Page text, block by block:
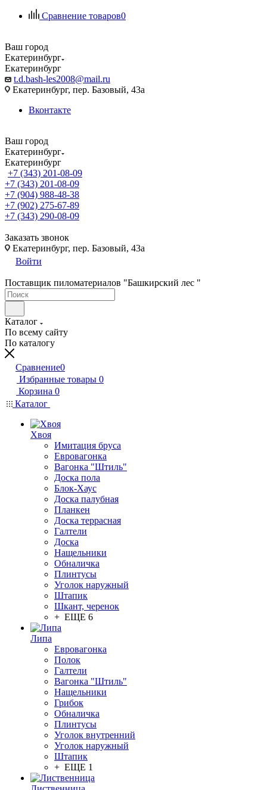
Сравнение товаров0
Ваш город
Екатеринбург
Екатеринбург
t.d.bash-les2008@mail.ru
Екатеринбург, пер. Базовый, 43а
Вконтакте
Ваш город
Екатеринбург
Екатеринбург
+7 (343) 201-08-09
+7 (343) 201-08-09
+7 (904) 988-48-38
+7 (902) 275-67-89
+7 (343) 290-08-09
Заказать звонок
Екатеринбург, пер. Базовый, 43а
Войти
Поставщик пиломатериалов "Башкирский лес "
Каталог
По всему сайту
По каталогу
Сравнение0
Избранные товары 0
Корзина 0
Каталог
Хвоя
Имитация бруса
Евровагонка
Вагонка "Штиль"
Доска пола
Блок-Хаус
Доска палубная
Планкен
Доска террасная
Галтели
Доска
Нащельники
Обналичка
Плинтусы
Уголок наружный
Штапик
Шкант, черенок
+ ЕЩЕ 6
Липа
Евровагонка
Полок
Галтели
Вагонка "Штиль"
Нащельники
Грибок
Обналичка
Плинтусы
Уголок внутренний
Уголок наружный
Штапик
+ ЕЩЕ 1